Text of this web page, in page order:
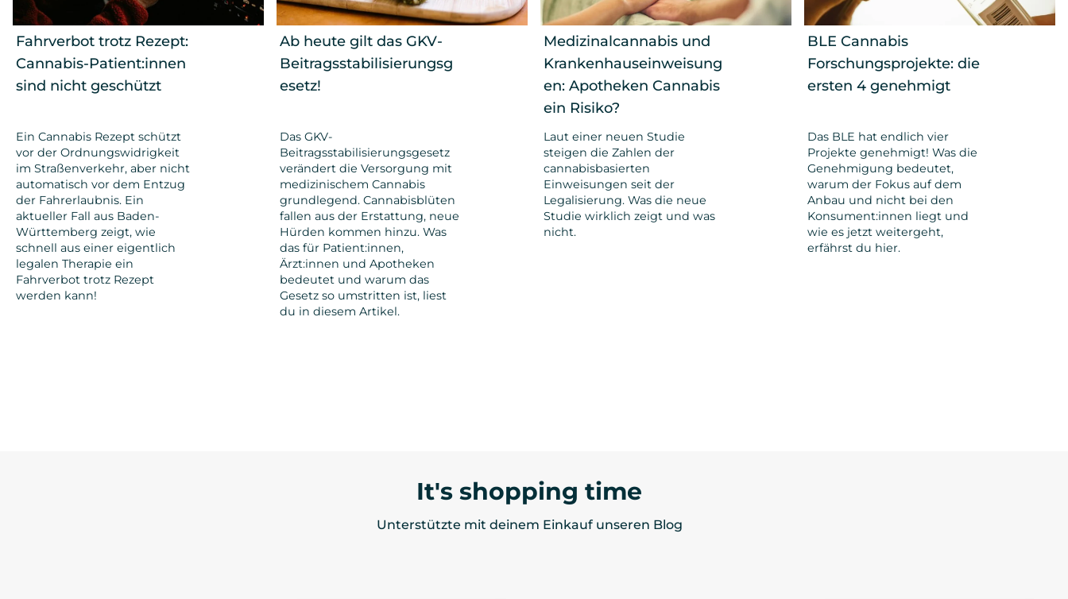
Fahrverbot trotz Rezept:
Cannabis-Patient:innen
sind nicht geschützt
Ein Cannabis Rezept schützt
vor der Ordnungswidrigkeit
im Straßenverkehr, aber nicht
automatisch vor dem Entzug
der Fahrerlaubnis. Ein
aktueller Fall aus Baden-
Württemberg zeigt, wie
schnell aus einer eigentlich
legalen Therapie ein
Fahrverbot trotz Rezept
werden kann!
Ab heute gilt das GKV-
Beitragsstabilisierungsg
esetz!
Das GKV-
Beitragsstabilisierungsgesetz
verändert die Versorgung mit
medizinischem Cannabis
grundlegend. Cannabisblüten
fallen aus der Erstattung, neue
Hürden kommen hinzu. Was
das für Patient:innen,
Ärzt:innen und Apotheken
bedeutet und warum das
Gesetz so umstritten ist, liest
du in diesem Artikel.
Medizinalcannabis und
Krankenhauseinweisung
en: Apotheken Cannabis
ein Risiko?
Laut einer neuen Studie
steigen die Zahlen der
cannabisbasierten
Einweisungen seit der
Legalisierung. Was die neue
Studie wirklich zeigt und was
nicht.
BLE Cannabis
Forschungsprojekte: die
ersten 4 genehmigt
Das BLE hat endlich vier
Projekte genehmigt! Was die
Genehmigung bedeutet,
warum der Fokus auf dem
Anbau und nicht bei den
Konsument:innen liegt und
wie es jetzt weitergeht,
erfährst du hier.
It's shopping time
Unterstützte mit deinem Einkauf unseren Blog